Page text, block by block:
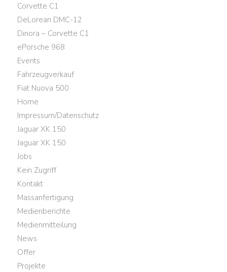
Corvette C1
DeLorean DMC-12
Dinora – Corvette C1
ePorsche 968
Events
Fahrzeugverkauf
Fiat Nuova 500
Home
Impressum/Datenschutz
Jaguar XK 150
Jaguar XK 150
Jobs
Kein Zugriff
Kontakt
Massanfertigung
Medienberichte
Medienmitteilung
News
Offer
Projekte